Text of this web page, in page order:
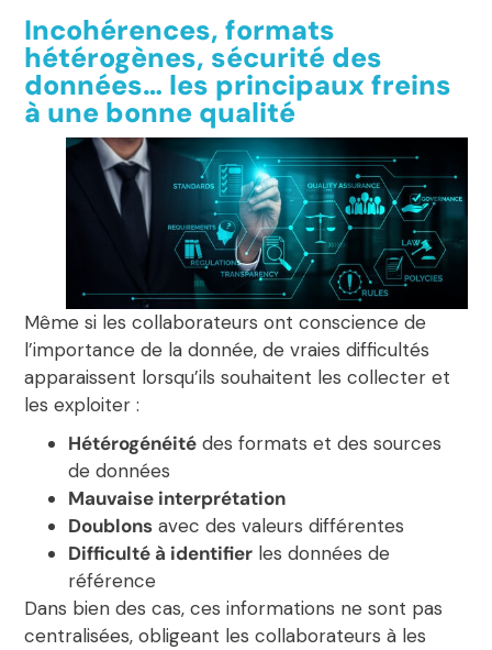
Incohérences, formats
hétérogènes, sécurité des
données… les principaux freins
à une bonne qualité
Même si les collaborateurs ont conscience de
l’importance de la donnée, de vraies difficultés
apparaissent lorsqu’ils souhaitent les collecter et
les exploiter :
Hétérogénéité des formats et des sources
de données
Mauvaise interprétation
Doublons avec des valeurs différentes
Difficulté à identifier les données de
référence
Dans bien des cas, ces informations ne sont pas
centralisées, obligeant les collaborateurs à les